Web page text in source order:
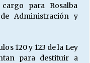
para Rosalba
Administración y
120 y 123 de la Ley
para destituir a